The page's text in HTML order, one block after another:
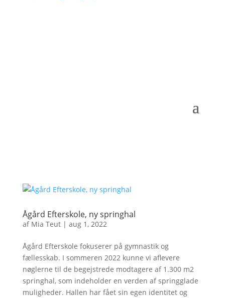
Ågård Efterskole, ny springhal
af Mia Teut| aug 1, 2022
Ågård Efterskole fokuserer på gymnastik og
fællesskab. I sommeren 2022 kunne vi aflevere
nøglerne til de begejstrede modtagere af 1.300 m2
springhal, som indeholder en verden af springglade
muligheder. Hallen har fået sin egen identitet og